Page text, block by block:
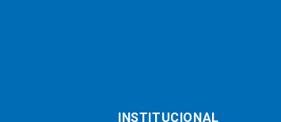
INSTITUCIONAL